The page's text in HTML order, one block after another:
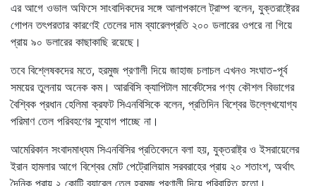
এর আগে ওভাল অফিসে সাংবাদিকদের সঙ্গে আলাপকালে ট্রাম্প বলেন, যুক্তরাষ্ট্রের
গোপন তৎপরতার কারণেই তেলের দাম ব্যারেলপ্রতি ২০০ ডলারের ওপরে না গিয়ে
প্রায় ৯০ ডলারের কাছাকাছি রয়েছে।
তবে বিশ্লেষকদের মতে, হরমুজ প্রণালী দিয়ে জাহাজ চলাচল এখনও সংঘাত-পূর্ব
সময়ের তুলনায় অনেক কম। আরবিসি ক্যাপিটাল মার্কেটসের পণ্য কৌশল বিভাগের
বৈশ্বিক প্রধান হেলিমা ক্রফট সিএনবিসিকে বলেন, প্রতিদিন বিশ্বের উল্লেখযোগ্য
পরিমাণ তেল পরিবহণের সুযোগ পাচ্ছে না।
আমেরিকান সংবাদমাধ্যম সিএনবিসির প্রতিবেদনে বলা হয়, যুক্তরাষ্ট্র ও ইসরায়েলের
ইরান হামলার আগে বিশ্বের মোট পেট্রোলিয়াম সরবরাহের প্রায় ২০ শতাংশ, অর্থাৎ